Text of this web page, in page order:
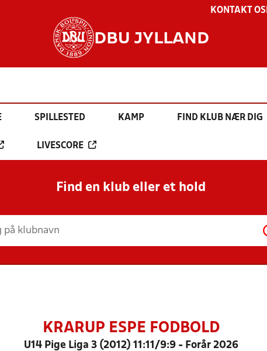
KONTAKT OS
DBU JYLLAND
SPILLESTED KAMP FIND KLUB NÆR DIG
LIVESCORE
Find en klub eller et hold
KRARUP ESPE FODBOLD
U14 Pige Liga 3 (2012) 11:11/9:9 - Forår 2026